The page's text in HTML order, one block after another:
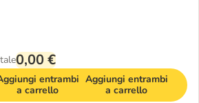
0,00 €
entrambi
a carrello
Aggiungi entrambi
a carrello